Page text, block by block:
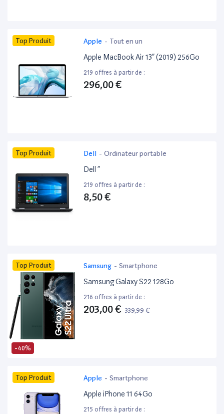
Top Produit Apple - Tout en un
Apple MacBook Air 13” (2019) 256Go
219 offres à partir de :
296,00 €
Top Produit Dell - Ordinateur portable
Dell ”
219 offres à partir de :
8,50 €
-40%
Top Produit Samsung - Smartphone
Samsung Galaxy S22 128Go
216 offres à partir de :
203,00 € 339,99 €
Top Produit Apple - Smartphone
Apple iPhone 11 64Go
215 offres à partir de :